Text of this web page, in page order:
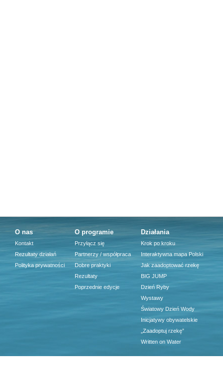
O nas
Kontakt
Rezultaty działań
Polityka prywatności
O programie
Przyłącz się
Partnerzy / współpraca
Dobre praktyki
Rezultaty
Poprzednie edycje
Działania
Krok po kroku
Interaktywna mapa Polski
Jak zaadoptować rzekę
BIG JUMP
Dzień Ryby
Wystawy
Światowy Dzień Wody
Inicjatywy obywatelskie
„Zaadoptuj rzekę”
Written on Water